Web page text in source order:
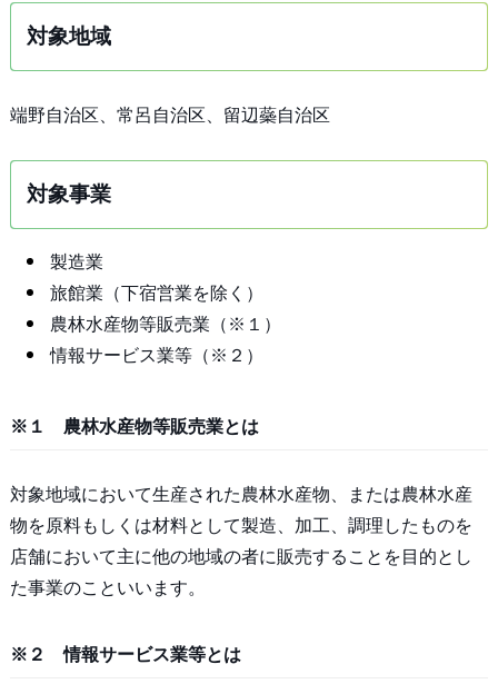
対象地域
端野自治区、常呂自治区、留辺蘂自治区
対象事業
製造業
旅館業（下宿営業を除く）
農林水産物等販売業（※１）
情報サービス業等（※２）
※１ 農林水産物等販売業とは
対象地域において生産された農林水産物、または農林水産
物を原料もしくは材料として製造、加工、調理したものを
店舗において主に他の地域の者に販売することを目的とし
た事業のこといいます。
※２ 情報サービス業等とは